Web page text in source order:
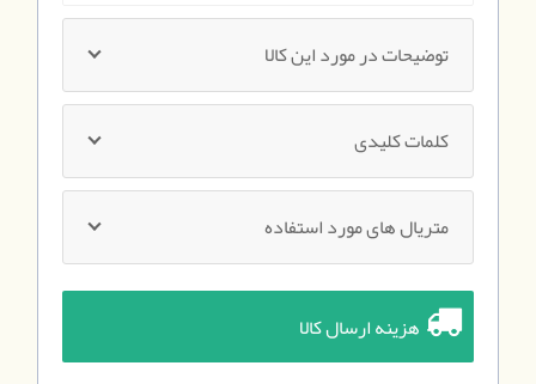
توضیحات در مورد این کالا
کلمات کلیدی
متریال های مورد استفاده
هزینه ارسال کالا